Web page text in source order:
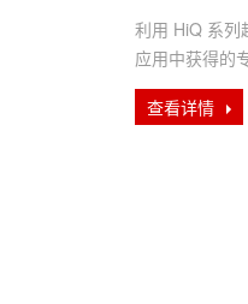
利用 HiQ 系列
应用中获得的
器！它能满足客
查看详情